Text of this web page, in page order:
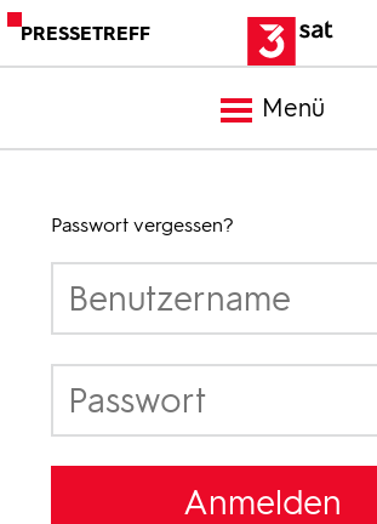
PRESSETREFF
Menü
Programm
Trailer
Bilder
Passwort vergessen?